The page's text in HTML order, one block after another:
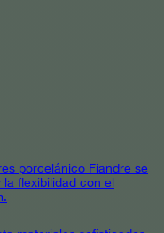
porcelánico Fiandre se
flexibilidad con el